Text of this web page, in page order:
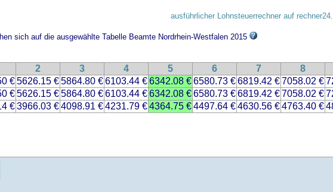
ausführlicher Lohnsteuerrechner auf
sich auf die ausgewählte Tabelle Beamte Nordrhein-Westfalen 2015
2 3 4 5 6 7 8
€5626.15 €5864.80 €6103.44 €6342.08 €6580.73 €6819.42 €7058.02 €
€5626.15 €5864.80 €6103.44 €6342.08 €6580.73 €6819.42 €7058.02 €
€3966.03 €4098.91 €4231.79 €4364.75 €4497.64 €4630.56 €4763.40 €